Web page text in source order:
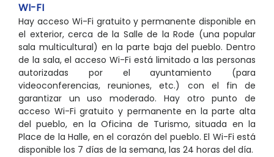
WI-FI
Hay acceso Wi-Fi gratuito y permanente disponible en
el exterior, cerca de la Salle de la Rode (una popular
sala multicultural) en la parte baja del pueblo. Dentro
de la sala, el acceso Wi-Fi está limitado a las personas
autorizadas por el ayuntamiento (para
videoconferencias, reuniones, etc.) con el fin de
garantizar un uso moderado. Hay otro punto de
acceso Wi-Fi gratuito y permanente en la parte alta
del pueblo, en la Oficina de Turismo, situada en la
Place de la Halle, en el corazón del pueblo. El Wi-Fi está
disponible los 7 días de la semana, las 24 horas del día.